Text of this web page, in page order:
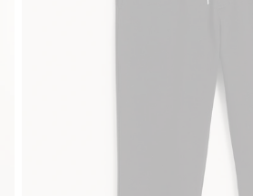
Gratis fraktalternativer